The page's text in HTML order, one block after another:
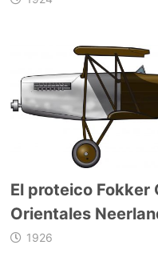
El proteico Fokker
Orientales
1926